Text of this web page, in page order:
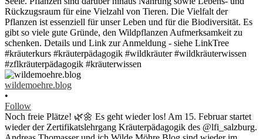
wildemoehre.blog
•
Follow
Noch freie Plätze! 🌿🌼 Es geht wieder los! Am 15. Februar startet
wieder der Zertifikatslehrgang Kräuterpädagogik des @lfi_salzburg.